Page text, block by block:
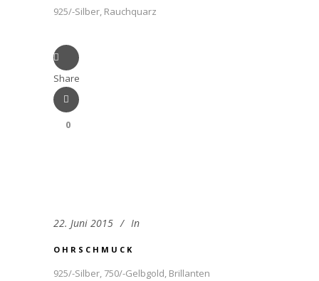
925/-Silber, Rauchquarz
Share
0
22. Juni 2015 In
OHRSCHMUCK
925/-Silber, 750/-Gelbgold, Brillanten